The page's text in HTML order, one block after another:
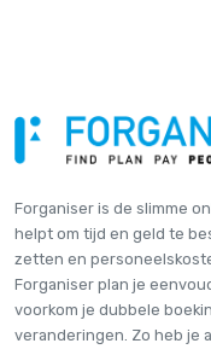
Forganiser is de slimme
helpt om tijd en geld te
zetten en
Forganiser plan je
voorkom je dubbele
veranderingen. Zo heb je